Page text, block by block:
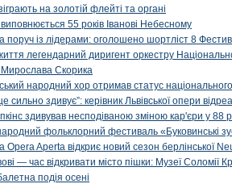
на золотій флейті та органі
55 років Іванові Небесному
поруч із лідерами: оголошено шортліст 8
легендарний диригент оркестру
Мирослава Скорика
народний хор отримав статус національного
сильно здивує”: керівник Львівської опери
здивував несподіваною зміною кар'єри у 88
фольклорний фестиваль «Буковинські
Opera Aperta відкриє новий сезон берлінської
— час відкривати місто пішки: Музеї Соломії
подія осені